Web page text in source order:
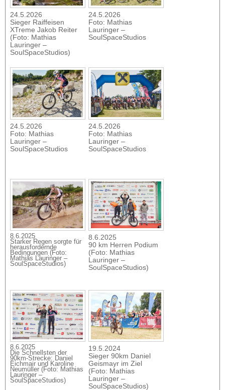
24.5.2026
Sieger Raiffeisen
XTreme Jakob Reiter
(Foto: Mathias
Lauringer –
SoulSpaceStudios)
24.5.2026
Foto: Mathias
Lauringer –
SoulSpaceStudios
24.5.2026
Foto: Mathias
Lauringer –
SoulSpaceStudios
24.5.2026
Foto: Mathias
Lauringer –
SoulSpaceStudios
8.6.2025
Starker Regen sorgte für
herausfordernde
Bedingungen (Foto:
Mathias Lauringer –
SoulSpaceStudios)
8.6.2025
90 km Herren Podium
(Foto: Mathias
Lauringer –
SoulSpaceStudios)
8.6.2025
Die Schnellsten der
90km-Strecke: Daniel
Eichmair und Karoline
Neumüller (Foto: Mathias
Lauringer –
SoulSpaceStudios)
19.5.2024
Sieger 90km Daniel
Geismayr im Ziel
(Foto: Mathias
Lauringer –
SoulSpaceStudios)